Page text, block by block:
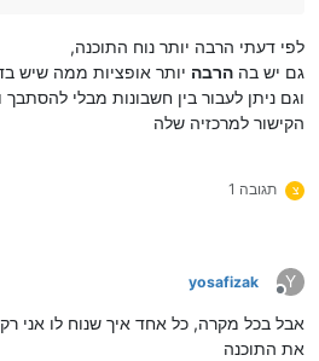
לפי דעתי הרבה יותר נוח התוכנה,
גם יש בה הרבה יותר אופציות ממה שיש
וגם ניתן לעבור בין חשבונות מבלי
הקישור למרכזיה שלה
צ תגובה 1
Y
מנותק
yosafizak
אבל בכל מקרה, כל אחד איך שנוח לו אני
את התוכנה